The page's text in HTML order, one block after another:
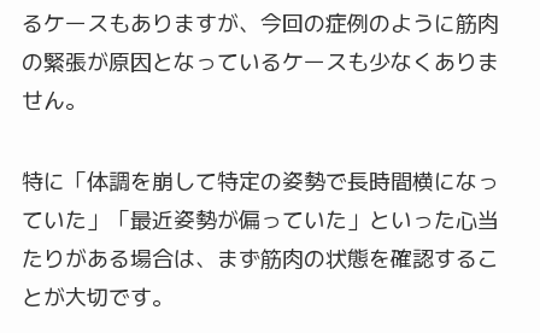
るケースもありますが、今回の症例のように筋肉
の緊張が原因となっているケースも少なくありま
せん。
特に「体調を崩して特定の姿勢で長時間横になっ
ていた」「最近姿勢が偏っていた」といった心当
たりがある場合は、まず筋肉の状態を確認するこ
とが大切です。